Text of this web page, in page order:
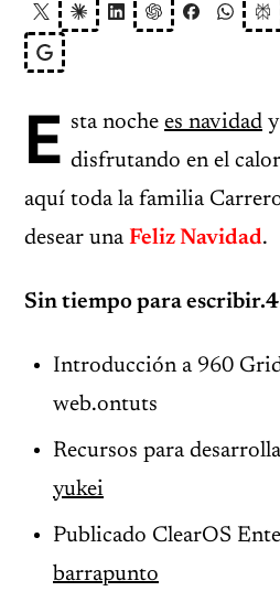
E sta noche es navidad
disfrutando en el
aquí toda la familia
desear una Feliz Navidad.
Sin tiempo para
Introducción a 960
web.ontuts
Recursos para
yukei
Publicado ClearOS
barrapunto